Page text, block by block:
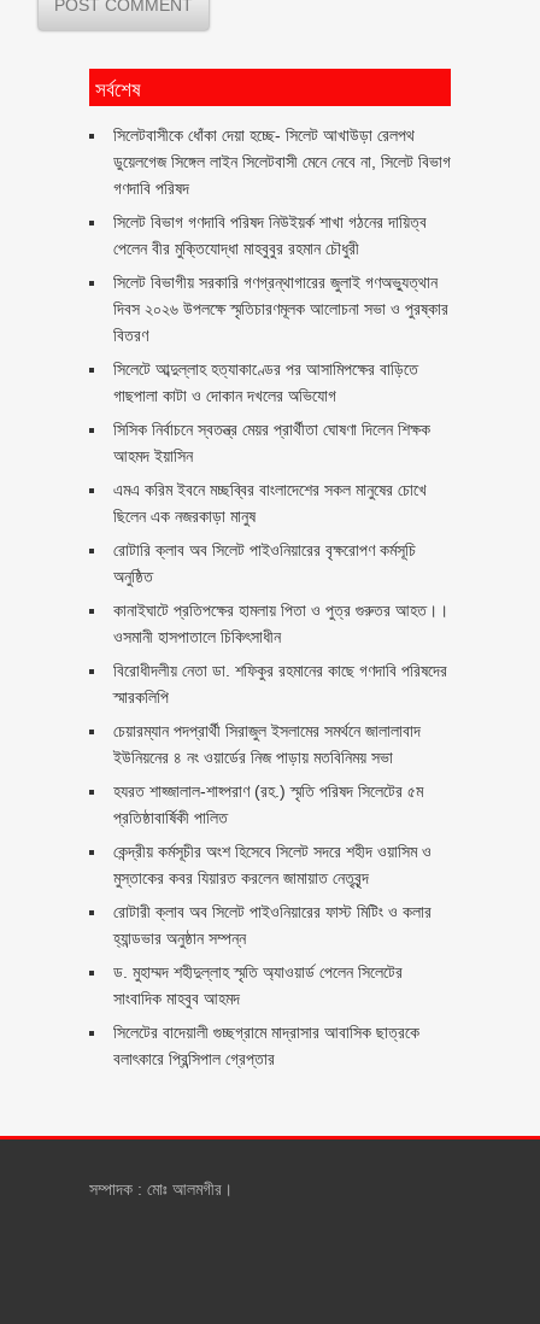
সর্বশেষ
‎সিলেটবাসীকে ধোঁকা দেয়া হচ্ছে- সিলেট আখাউড়া রেলপথ
ডুয়েলগেজ সিঙ্গেল লাইন সিলেটবাসী মেনে নেবে না, সিলেট বিভাগ
গণদাবি পরিষদ
সিলেট বিভাগ গণদাবি পরিষদ নিউইয়র্ক শাখা গঠনের দায়িত্ব
পেলেন বীর মুক্তিযোদ্ধা মাহবুবুর রহমান চৌধুরী ‎ ‎
সিলেট বিভাগীয় সরকারি গণগ্রন্থাগারের জুলাই গণঅভ্যুত্থান
দিবস ২০২৬ উপলক্ষে স্মৃতিচারণমূলক আলোচনা সভা ও পুরষ্কার
বিতরণ ‎ ‎
সিলেটে আব্দুল্লাহ হত্যাকাণ্ডের পর আসামিপক্ষের বাড়িতে
গাছপালা কাটা ও দোকান দখলের অভিযোগ
সিসিক নির্বাচনে স্বতন্ত্র মেয়র প্রার্থীতা ঘোষণা দিলেন শিক্ষক
আহমদ ইয়াসিন
এমএ করিম ইবনে মচ্ছব্বির বাংলাদেশের সকল মানুষের চোখে
ছিলেন এক নজরকাড়া মানুষ ‎
রোটারি ক্লাব অব সিলেট পাইওনিয়ারের বৃক্ষরোপণ কর্মসূচি
অনুষ্ঠিত
কানাইঘাটে প্রতিপক্ষের হামলায় পিতা ও পুত্র গুরুতর আহত।।
ওসমানী হাসপাতালে চিকিৎসাধীন
বিরোধীদলীয় নেতা ডা. শফিকুর রহমানের কাছে গণদাবি পরিষদের
স্মারকলিপি ‎
চেয়ারম্যান পদপ্রার্থী সিরাজুল ইসলামের সমর্থনে জালালাবাদ
ইউনিয়নের ৪ নং ওয়ার্ডের নিজ পাড়ায় মতবিনিময় সভা
হযরত শাহ্জালাল-শাহ্পরাণ (রহ.) স্মৃতি পরিষদ সিলেটের ৫ম
প্রতিষ্ঠাবার্ষিকী পালিত ‎​
কেন্দ্রীয় কর্মসূচীর অংশ হিসেবে সিলেট সদরে শহীদ ওয়াসিম ও
মুস্তাকের কবর যিয়ারত করলেন জামায়াত নেতৃবৃন্দ ‎
রোটারী ক্লাব অব সিলেট পাইওনিয়ারের ফাস্ট মিটিং ও কলার
হ্যান্ডভার অনুষ্ঠান সম্পন্ন
ড. মুহাম্মদ শহীদুল্লাহ স্মৃতি অ্যাওয়ার্ড পেলেন সিলেটের
সাংবাদিক মাহবুব আহমদ
সিলেটের বাদেয়ালী গুচ্ছগ্রামে মাদ্রাসার আবাসিক ছাত্রকে
বলাৎকারে প্রিন্সিপাল গ্রেপ্তার ‎
সম্পাদক : মোঃ আলমগীর।